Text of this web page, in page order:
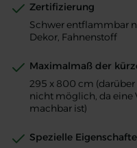
Zertifizierung
Schwer entflammbar
Dekor, Fahnenstoff
Maximalmaß der
295 x 800 cm
nicht möglich, da eine
machbar ist)
Spezielle